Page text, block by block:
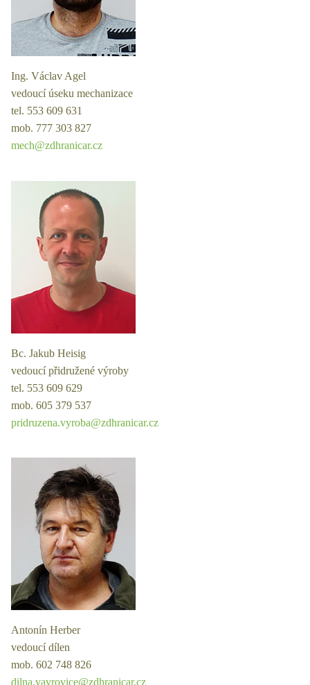
Ing. Václav Agel
vedoucí úseku mechanizace
tel. 553 609 631
mob. 777 303 827
mech@zdhranicar.cz
Bc. Jakub Heisig
vedoucí přidružené výroby
tel. 553 609 629
mob. 605 379 537
pridruzena.vyroba@zdhranicar.cz
Antonín Herber
vedoucí dílen
mob. 602 748 826
dilna.vavrovice@zdhranicar.cz